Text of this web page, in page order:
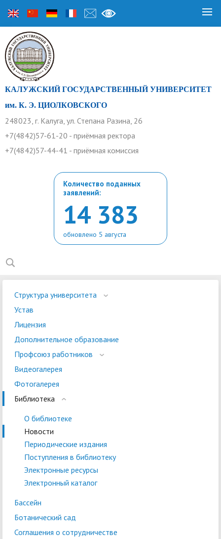
КАЛУЖСКИЙ ГОСУДАРСТВЕННЫЙ УНИВЕРСИТЕТ
им. К. Э. ЦИОЛКОВСКОГО
248023, г. Калуга, ул. Степана Разина, 26
+7(4842)57-61-20 - приёмная ректора
+7(4842)57-44-41 - приёмная комиссия
Количество поданных
заявлений:
14 383
обновлено 5 августа
Структура университета
Устав
Лицензия
Дополнительное образование
Профсоюз работников
Видеогалерея
Фотогалерея
Библиотека
О библиотеке
Новости
Периодические издания
Поступления в библиотеку
Электронные ресурсы
Электронный каталог
Бассейн
Ботанический сад
Соглашения о сотрудничестве